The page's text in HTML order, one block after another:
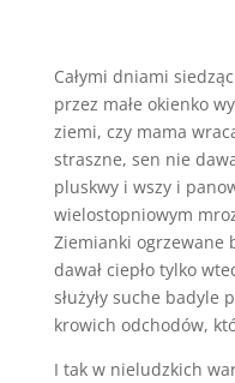
Całymi dniami
przez małe okienko
ziemi, czy mama
straszne, sen nie
pluskwy i wszy i
wielostopniowym
Ziemianki ogrzewane
dawał ciepło tylko
służyły suche badyle
krowich odchodów,
I tak w nieludzkich